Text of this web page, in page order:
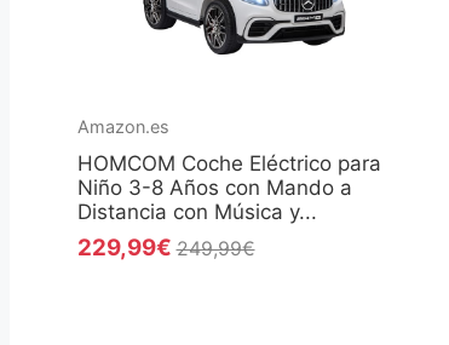
Amazon.es
HOMCOM Coche Eléctrico para
Niño 3-8 Años con Mando a
Distancia con Música y...
229,99€ 249,99€